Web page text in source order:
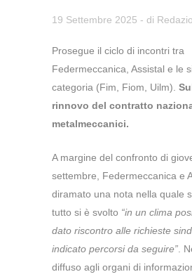
19 Settembre 2025 - di
Prosegue il ciclo di incontri tra
Federmeccanica, Assistal e le
categoria (Fim, Fiom, Uilm).
rinnovo del contratto
metalmeccanici.
A margine del confronto di
settembre, Federmeccanica e
diramato una nota nella quale
tutto si è svolto “in un clima
dato riscontro alle richieste
indicato percorsi da seguire” .
diffuso agli organi di